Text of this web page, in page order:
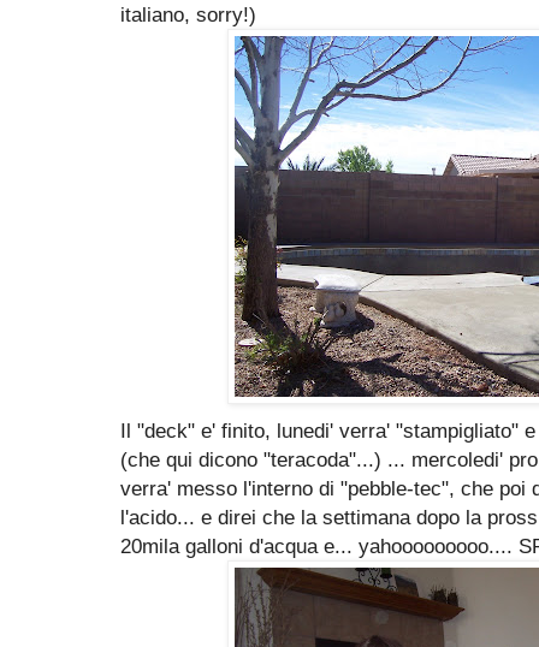
italiano, sorry!)
Il "deck" e' finito, lunedi' verra' "stampigliato"
(che qui dicono "teracoda"...) ... mercoledi'
verra' messo l'interno di "pebble-tec", che poi
l'acido... e direi che la settimana dopo la
20mila galloni d'acqua e... yahooooooooo....